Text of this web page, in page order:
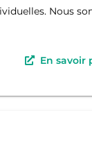
Nous
En savoir